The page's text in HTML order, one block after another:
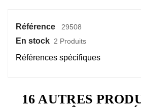
Référence 29508
En stock 2 Produits
Références spécifiques
16 AUTRES